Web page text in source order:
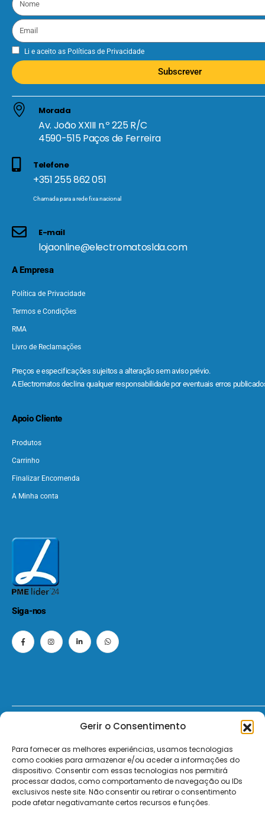
Gerir o Consentimento
Para fornecer as melhores experiências, usamos tecnologias
como cookies para armazenar e/ou aceder a informações do
dispositivo. Consentir com essas tecnologias nos permitirá
processar dados, como comportamento de navegação ou IDs
exclusivos neste site. Não consentir ou retirar o consentimento
pode afetar negativamante certos recursos e funções.
Li e aceito as Políticas de Privacidade
Subscrever
Morada
Av. João XXIII n.º 225 R/C
4590-515 Paços de Ferreira
Telefone
+351 255 862 051
Chamada para a rede fixa nacional
E-mail
lojaonline@electromatoslda.com
A Empresa
Política de Privacidade
Termos e Condições
RMA
Livro de Reclamações
Preços e especificações sujeitos a alteração sem aviso prévio.
A Electromatos declina qualquer responsabilidade por eventuais erros
Apoio Cliente
Produtos
Carrinho
Finalizar Encomenda
A Minha conta
Siga-nos
© 2026 - ElectroMatos - Todos os direitos reservados.
Site by VC.
Pagamentos Seguros MB | MB WAY | Transferência Bancária | Payshop | Visa | Mastercard | Visa